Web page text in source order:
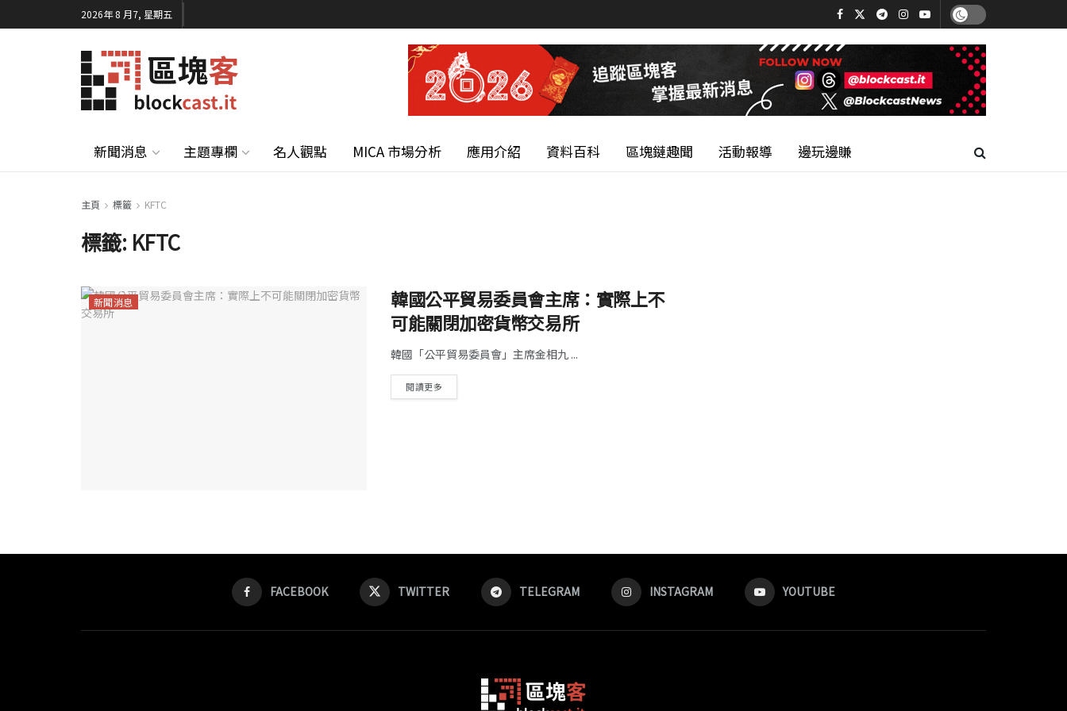
2026年 8 月7, 星期五
新聞消息 主題專欄 名人觀點 MICA 市場分析 應用介紹 資料百科 區塊鏈趣聞 活動報導 邊玩邊賺
主頁 標籤 KFTC
標籤: KFTC
新聞消息
韓國公平貿易委員會主席：實際上不
可能關閉加密貨幣交易所
韓國「公平貿易委員會」主席金相九 ...
閱讀更多
FACEBOOK TWITTER TELEGRAM INSTAGRAM YOUTUBE